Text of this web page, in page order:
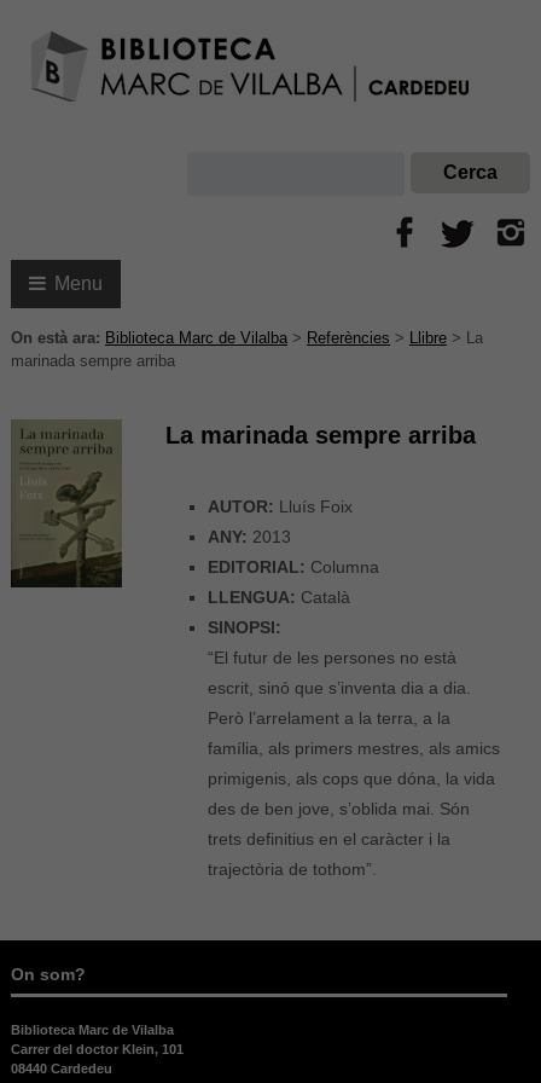
Menu
On està ara: Biblioteca Marc de Vilalba> Referències > Llibre> La
marinada sempre arriba
La marinada sempre arriba
AUTOR: Lluís Foix
ANY: 2013
EDITORIAL: Columna
LLENGUA: Català
SINOPSI:
“El futur de les persones no està
escrit, sinó que s’inventa dia a dia.
Però l’arrelament a la terra, a la
família, als primers mestres, als amics
primigenis, als cops que dóna, la vida
des de ben jove, s’oblida mai. Són
trets definitius en el caràcter i la
trajectòria de tothom”.
On som?
Biblioteca Marc de Vilalba
Carrer del doctor Klein, 101
08440 Cardedeu